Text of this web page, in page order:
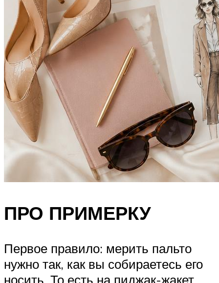
ПРО ПРИМЕРКУ
Первое правило: мерить пальто
нужно так, как вы собираетесь его
носить. То есть на пиджак-жакет,